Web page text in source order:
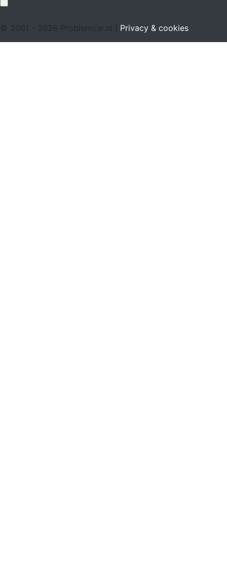
© 2001 - 2026 Problemcar.nl | Privacy & cookies